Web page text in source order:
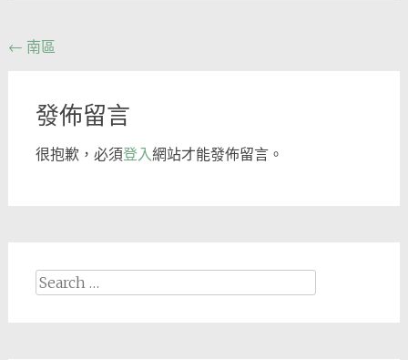
Post
← 南區
發佈留言
很抱歉，必須登入網站才能發佈留言。
Search
for: